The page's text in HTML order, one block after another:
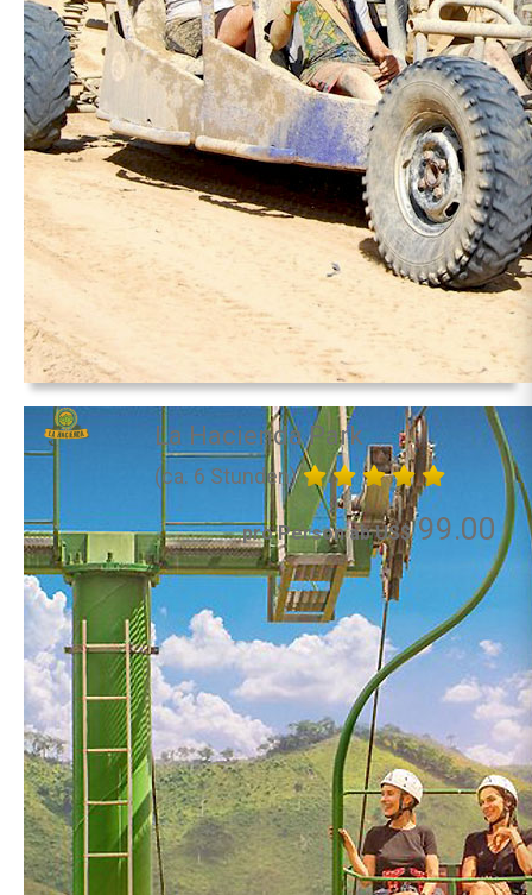
La Hacienda Park
(ca. 6 Stunden)
pro Person ab US$99.00